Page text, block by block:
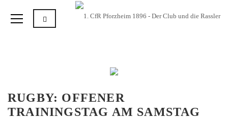
RUGBY: OFFENER
TRAININGSTAG AM SAMSTAG